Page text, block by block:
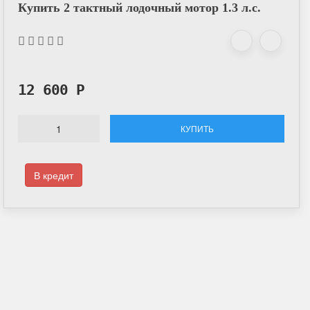
Купить 2 тактный лодочный мотор 1.3 л.с.
12 600 Р
КУПИТЬ
В кредит